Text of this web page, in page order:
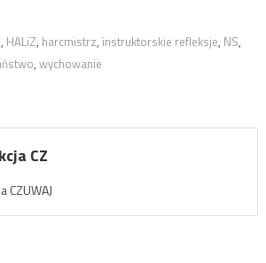
, HALiZ, harcmistrz, instruktorskie refleksje, NS,
, wychowanie
CZ
CZUWAJ